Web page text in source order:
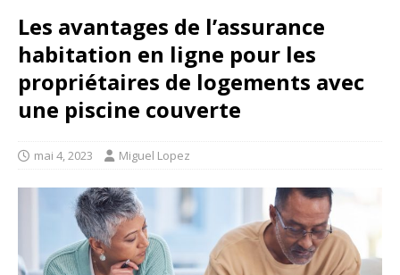
Les avantages de l’assurance
habitation en ligne pour les
propriétaires de logements avec
une piscine couverte
mai 4, 2023 Miguel Lopez